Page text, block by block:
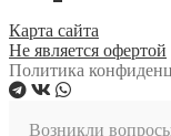
Карта сайта
Не является офертой
Политика
Возникли